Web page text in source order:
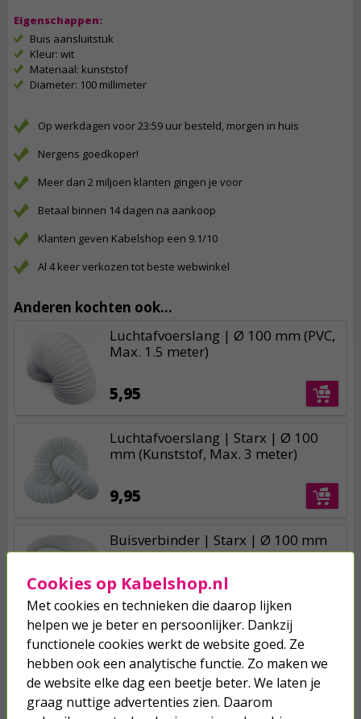
Je verwacht het niet
Eigenschappen:
Buis aansluitstuk
Kleur: wit
Materiaal: kunststof
Diameter: 100 millimeter
Op werkdagen voor 23:59 uur besteld, morgen in huis
Nergens goedkoper!
Meer dan 2 miljoen klanten gingen je voor
Betaal binnen 14 dagen na aankoop
Klanten geven Kabelshop een 9.1/10
Al 4 keer verkozen tot beste webwinkel
Anderen kochten ook...
Luchtafvoerslang | Ø 100 mm (PVC,
Max. 1.5 meter)
5,95
Luchtafvoerslang | Starx | Ø 100
mm (Kunststof, Max. 3 meter)
9,95
Buisverbinder | Starx | Ø 100 mm
(Terugslagklep)
4,95
Cookies op Kabelshop.nl
Met cookies en technieken die daarop lijken
helpen we je beter en persoonlijker. Dankzij
functionele cookies werkt de website goed. Ze
hebben ook een analytische functie. Zo maken we
de website elke dag een beetje beter. We laten je
graag nuttige advertenties zien. Daarom